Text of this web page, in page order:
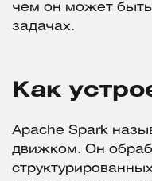
чем он может
задачах.
Как
Apache Spark
движком. Он